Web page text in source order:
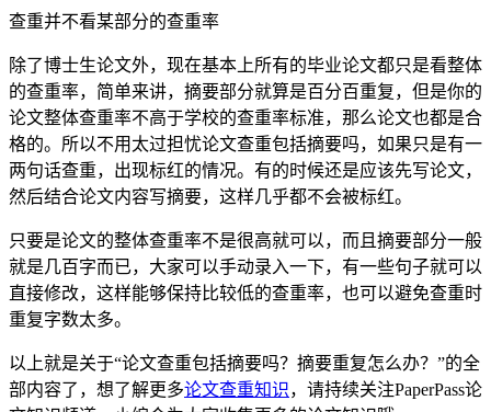
查重并不看某部分的查重率
除了博士生论文外，现在基本上所有的毕业论文都只是看整体
的查重率，简单来讲，摘要部分就算是百分百重复，但是你的
论文整体查重率不高于学校的查重率标准，那么论文也都是合
格的。所以不用太过担忧论文查重包括摘要吗，如果只是有一
两句话查重，出现标红的情况。有的时候还是应该先写论文，
然后结合论文内容写摘要，这样几乎都不会被标红。
只要是论文的整体查重率不是很高就可以，而且摘要部分一般
就是几百字而已，大家可以手动录入一下，有一些句子就可以
直接修改，这样能够保持比较低的查重率，也可以避免查重时
重复字数太多。
以上就是关于“论文查重包括摘要吗？摘要重复怎么办？”的全
部内容了，想了解更多论文查重知识，请持续关注PaperPass论